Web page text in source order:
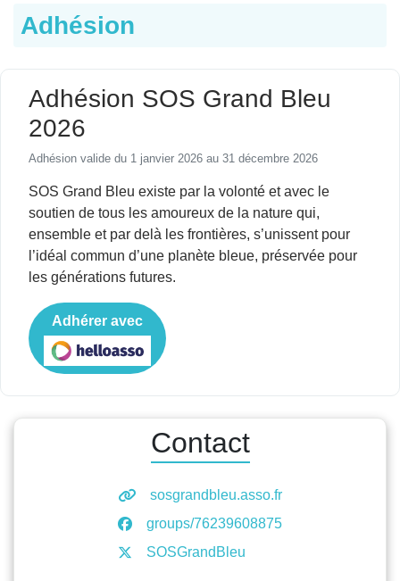
Adhésion
Adhésion SOS Grand Bleu
2026
Adhésion valide du 1 janvier 2026 au 31 décembre 2026
SOS Grand Bleu existe par la volonté et avec le
soutien de tous les amoureux de la nature qui,
ensemble et par delà les frontières, s’unissent pour
l’idéal commun d’une planète bleue, préservée pour
les générations futures.
Adhérer avec
Contact
sosgrandbleu.asso.fr
groups/76239608875
SOSGrandBleu